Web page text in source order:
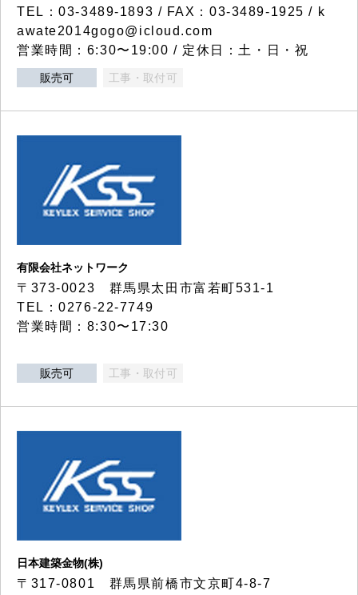
TEL：03-3489-1893 / FAX：03-3489-1925 / k
awate2014gogo@icloud.com
営業時間：6:30〜19:00 / 定休日：土・日・祝
販売可 工事・取付可
有限会社ネットワーク
〒373-0023 群馬県太田市富若町531-1
TEL：0276-22-7749
営業時間：8:30〜17:30
販売可 工事・取付可
日本建築金物(株)
〒317‐0801 群馬県前橋市文京町4-8-7